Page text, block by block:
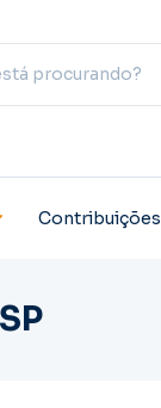
Contribuições